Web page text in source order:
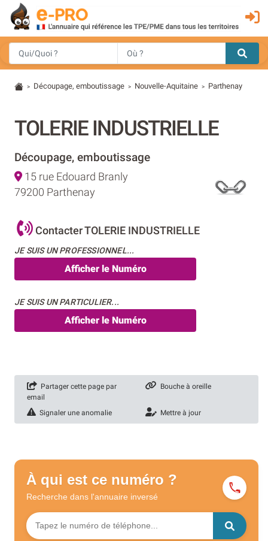
> Découpage, emboutissage > Nouvelle-Aquitaine > Parthenay
TOLERIE INDUSTRIELLE
Découpage, emboutissage
15 rue Edouard Branly
79200 Parthenay
Contacter TOLERIE INDUSTRIELLE
JE SUIS UN PROFESSIONNEL...
Afficher le Numéro
JE SUIS UN PARTICULIER...
Afficher le Numéro
Partager cette page par
email
Bouche à oreille
Signaler une anomalie Mettre à jour
À qui est ce numéro ?
Recherche dans l'annuaire inversé